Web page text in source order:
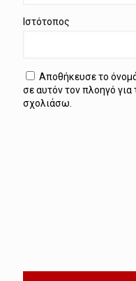
Ιστότοπος
Αποθήκευσε το
σε αυτόν τον πλοηγό
σχολιάσω.